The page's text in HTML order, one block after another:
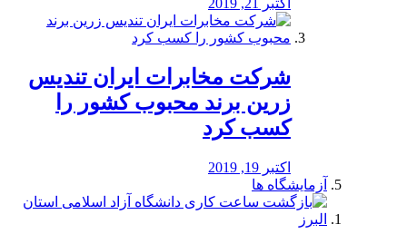
اکتبر 21, 2019
شرکت مخابرات ایران تندیس
زرین برند محبوب کشور را
کسب کرد
اکتبر 19, 2019
آزمایشگاه ها